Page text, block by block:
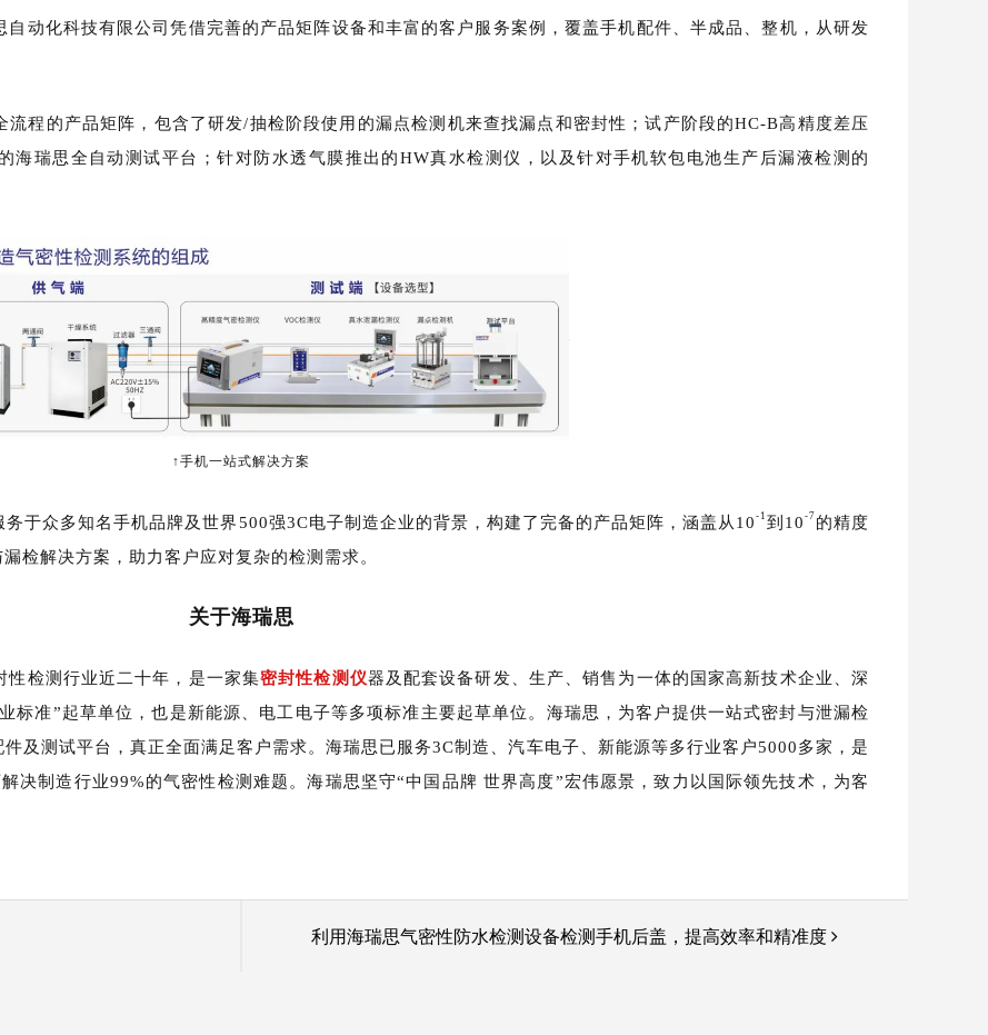
动化科技有限公司凭借完善的产品矩阵设备和丰富的客户服务案例，覆盖手机配件、半成品、整机，从研发
程的产品矩阵，包含了研发/抽检阶段使用的漏点检测机来查找漏点和密封性；试产阶段的HC-B高精度差压
海瑞思全自动测试平台；针对防水透气膜推出的HW真水检测仪，以及针对手机软包电池生产后漏液检测的
↑手机一站式解决方案
于众多知名手机品牌及世界500强3C电子制造企业的背景，构建了完备的产品矩阵，涵盖从10 -1 到10 -7 的精度
检解决方案，助力客户应对复杂的检测需求。
关于海瑞思
性检测行业近二十年，是一家集密封性检测仪器及配套设备研发、生产、销售为一体的国家高新技术企业、深
标准”起草单位，也是新能源、电工电子等多项标准主要起草单位。海瑞思，为客户提供一站式密封与泄漏检
及测试平台，真正全面满足客户需求。海瑞思已服务3C制造、汽车电子、新能源等多行业客户5000多家，是
决制造行业99%的气密性检测难题。海瑞思坚守“中国品牌 世界高度”宏伟愿景，致力以国际领先技术，为客
利用海瑞思气密性防水检测设备检测手机后盖，提高效率和精准度